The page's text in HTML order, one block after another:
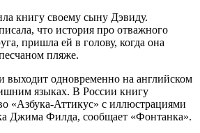
книгу своему сыну Дэвиду.
что история про отважного
пришла ей в голову, когда она
пляже.
выходит одновременно на английском
языках. В России книгу
«Азбука-Аттикус» с иллюстрациями
Джима Филда, сообщает «Фонтанка».